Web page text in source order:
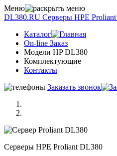
Меню
DL380.RU Серверы НРE
Каталог
On-line Заказ
Модели HP DL380
Комплектующие
Контакты
Заказать звонок
Серверы НРE Prоliаnt DL380